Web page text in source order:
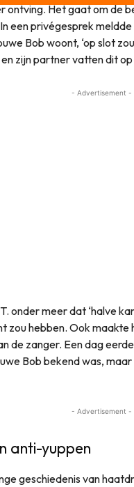
ontving. Het gaat om de
een privégesprek
Bob woont, ‘op slot
zijn partner vatten dit
- Advertisement -
onder meer dat ‘halve
zou hebben. Ook
de zanger. Een dag
Bob bekend was,
- Advertisement -
anti-yuppen
geschiedenis van